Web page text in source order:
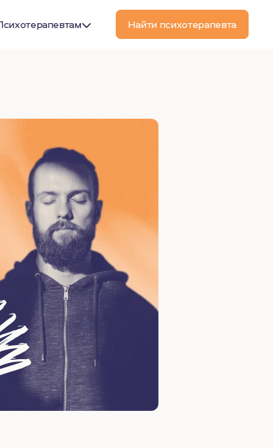
Найти психотерапевта